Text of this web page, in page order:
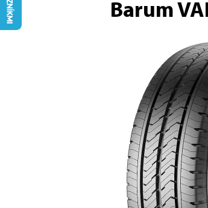
Barum